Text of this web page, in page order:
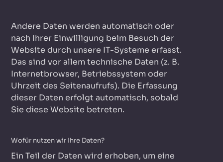
Andere Daten werden automatisch oder
nach Ihrer Einwilligung beim Besuch der
Website durch unsere IT-Systeme erfasst.
Das sind vor allem technische Daten (z. B.
Internetbrowser, Betriebssystem oder
Uhrzeit des Seitenaufrufs). Die Erfassung
dieser Daten erfolgt automatisch, sobald
Sie diese Website betreten.
Wofür nutzen wir Ihre Daten?
Ein Teil der Daten wird erhoben, um eine